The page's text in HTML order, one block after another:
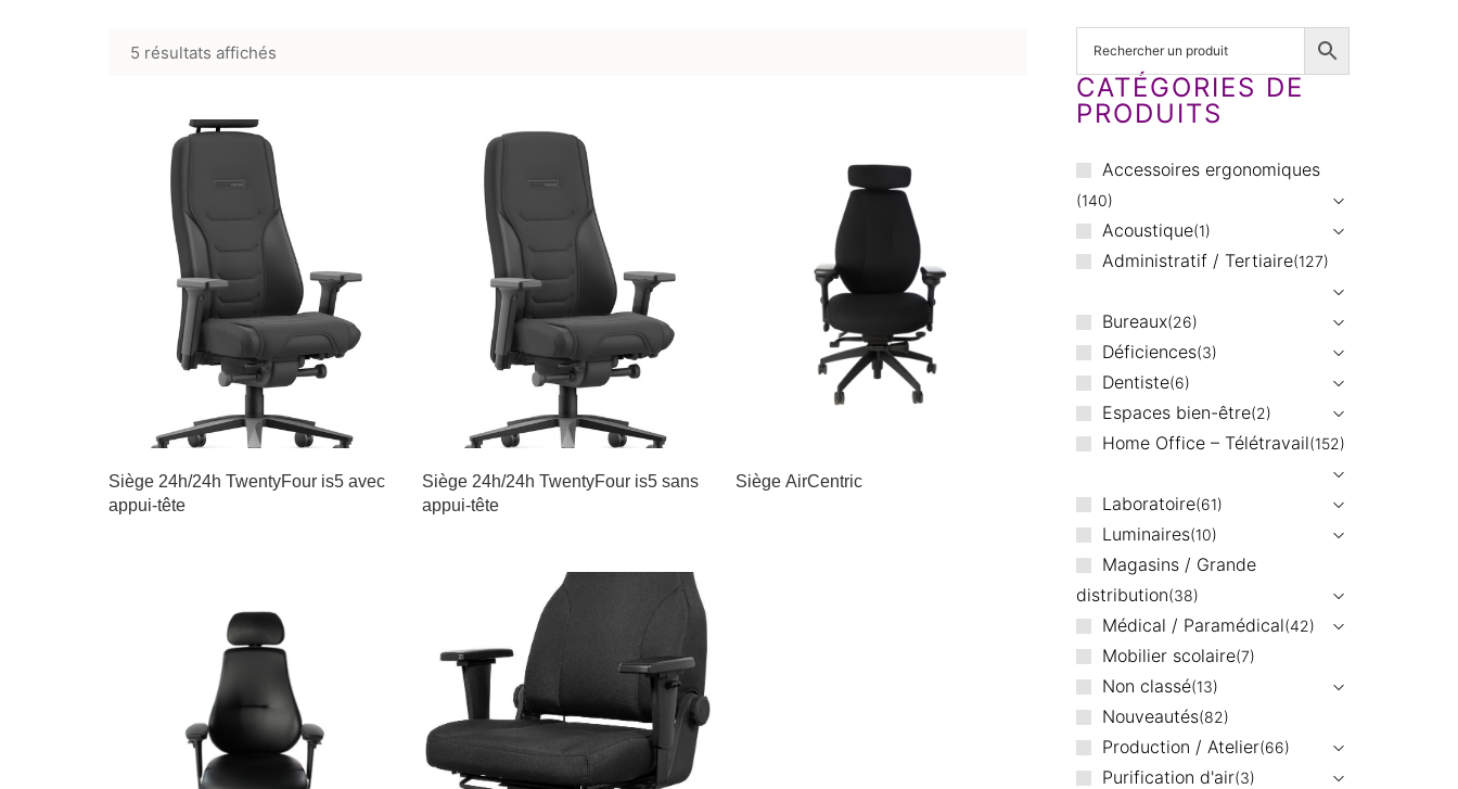
5 résultats affichés
Siège 24h/24h TwentyFour is5 avec
appui-tête
Siège 24h/24h TwentyFour is5 sans
appui-tête
Siège AirCentric
CATÉGORIES DE
PRODUITS
Accessoires ergonomiques
140
Acoustique 1
Administratif / Tertiaire 127
Bureaux 26
Déficiences 3
Dentiste 6
Espaces bien-être 2
Home Office – Télétravail 152
Laboratoire 61
Luminaires 10
Magasins / Grande
distribution 38
Médical / Paramédical 42
Mobilier scolaire 7
Non classé 13
Nouveautés 82
Production / Atelier 66
Purification d'air 3